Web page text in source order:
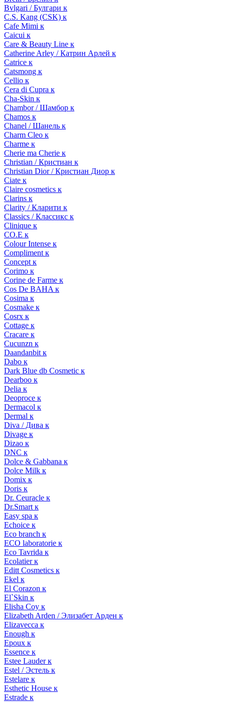
Bvlgari / Булгари к
C.S. Kang (CSK) к
Cafe Mimi к
Caicui к
Care & Beauty Line к
Catherine Arley / Катрин Арлей к
Catrice к
Catsmong к
Cellio к
Cera di Cupra к
Cha-Skin к
Chambor / Шамбор к
Chamos к
Chanel / Шанель к
Charm Cleo к
Charme к
Cherie ma Cherie к
Christian / Кристиан к
Christian Dior / Кристиан Диор к
Ciate к
Claire cosmetics к
Clarins к
Clarity / Кларити к
Classics / Классикс к
Clinique к
CO.E к
Colour Intense к
Compliment к
Concept к
Corimo к
Corine de Farme к
Cos De BAHA к
Cosima к
Cosmake к
Cosrx к
Cottage к
Cracare к
Cucunzn к
Daandanbit к
Dabo к
Dark Blue db Cosmetic к
Dearboo к
Delia к
Deoproce к
Dermacol к
Dermal к
Diva / Дива к
Divage к
Dizao к
DNC к
Dolce & Gabbana к
Dolce Milk к
Domix к
Doris к
Dr. Ceuracle к
Dr.Smart к
Easy spa к
Echoice к
Eco branch к
ECO laboratorie к
Eco Tavrida к
Ecolatier к
Editt Cosmetics к
Ekel к
El Corazon к
El`Skin к
Elisha Coy к
Elizabeth Arden / Элизабет Арден к
Elizavecca к
Enough к
Epoux к
Essence к
Estee Lauder к
Estel / Эстель к
Estelare к
Esthetic House к
Estrade к